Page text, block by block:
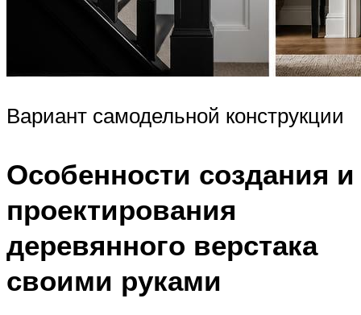
Вариант самодельной конструкции
Особенности создания и
проектирования
деревянного верстака
своими руками